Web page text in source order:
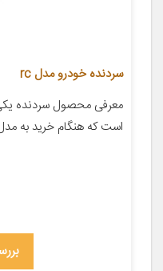
سردنده خودرو مدل rc
معرفی محصول سردنده
است که هنگام خرید به